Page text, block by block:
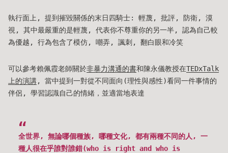
執行面上, 提到摧毀關係的末日四騎士: 輕蔑, 批評, 防衛, 漠
視, 其中最嚴重的是輕蔑, 代表你不尊重你的另一半, 認為自己較
為優越, 行為包含了模仿, 嘲弄, 諷刺, 翻白眼和冷笑
可以參考賴佩霞老師關於非暴力溝通的書和陳永儀教授在TEDxTalk
上的演講, 當中提到一對從不同面向(理性與感性)看同一件事情的
伴侶, 學習認識自己的情緒，並適當地表達
全世界, 無論哪個種族, 哪種文化, 都有兩種不同的人, 一
種人很在乎誰對誰錯(who is right and who is